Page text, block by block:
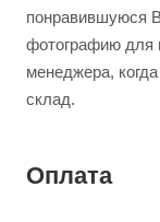
понравившуюся
фотографию для
менеджера,
склад.
Оплата